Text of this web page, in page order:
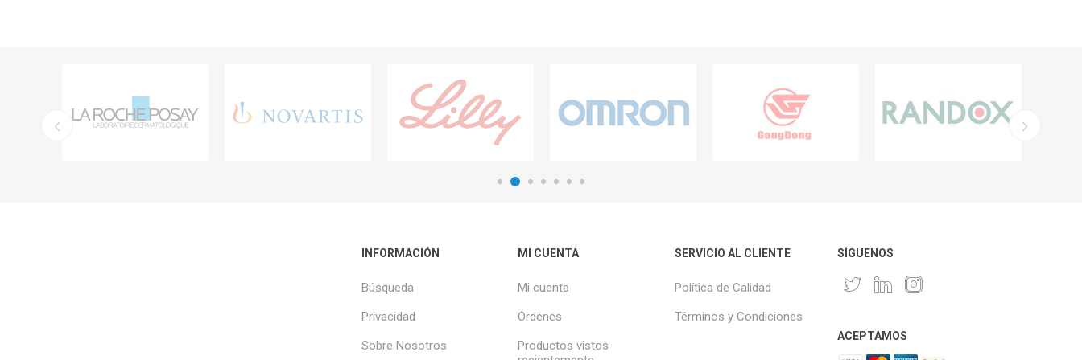
INFORMACIÓN
Búsqueda
Privacidad
Sobre Nosotros
MI CUENTA
Mi cuenta
Órdenes
Productos vistos
SERVICIO AL CLIENTE
Política de Calidad
Términos y Condiciones
SÍGUENOS
ACEPTAMOS